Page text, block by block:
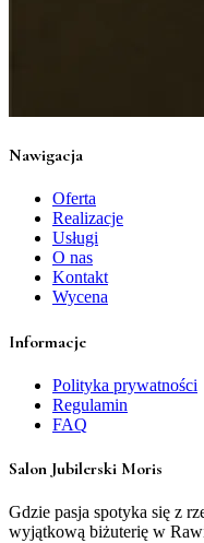
Nawigacja
Oferta
Realizacje
Usługi
O nas
Kontakt
Wycena
Informacje
Polityka prywatności
Regulamin
FAQ
Salon Jubilerski Moris
Gdzie pasja spotyka się z
wyjątkową biżuterię w